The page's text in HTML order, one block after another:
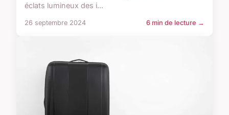
éclats lumineux des i...
26 septembre 2024 6 min de lecture →